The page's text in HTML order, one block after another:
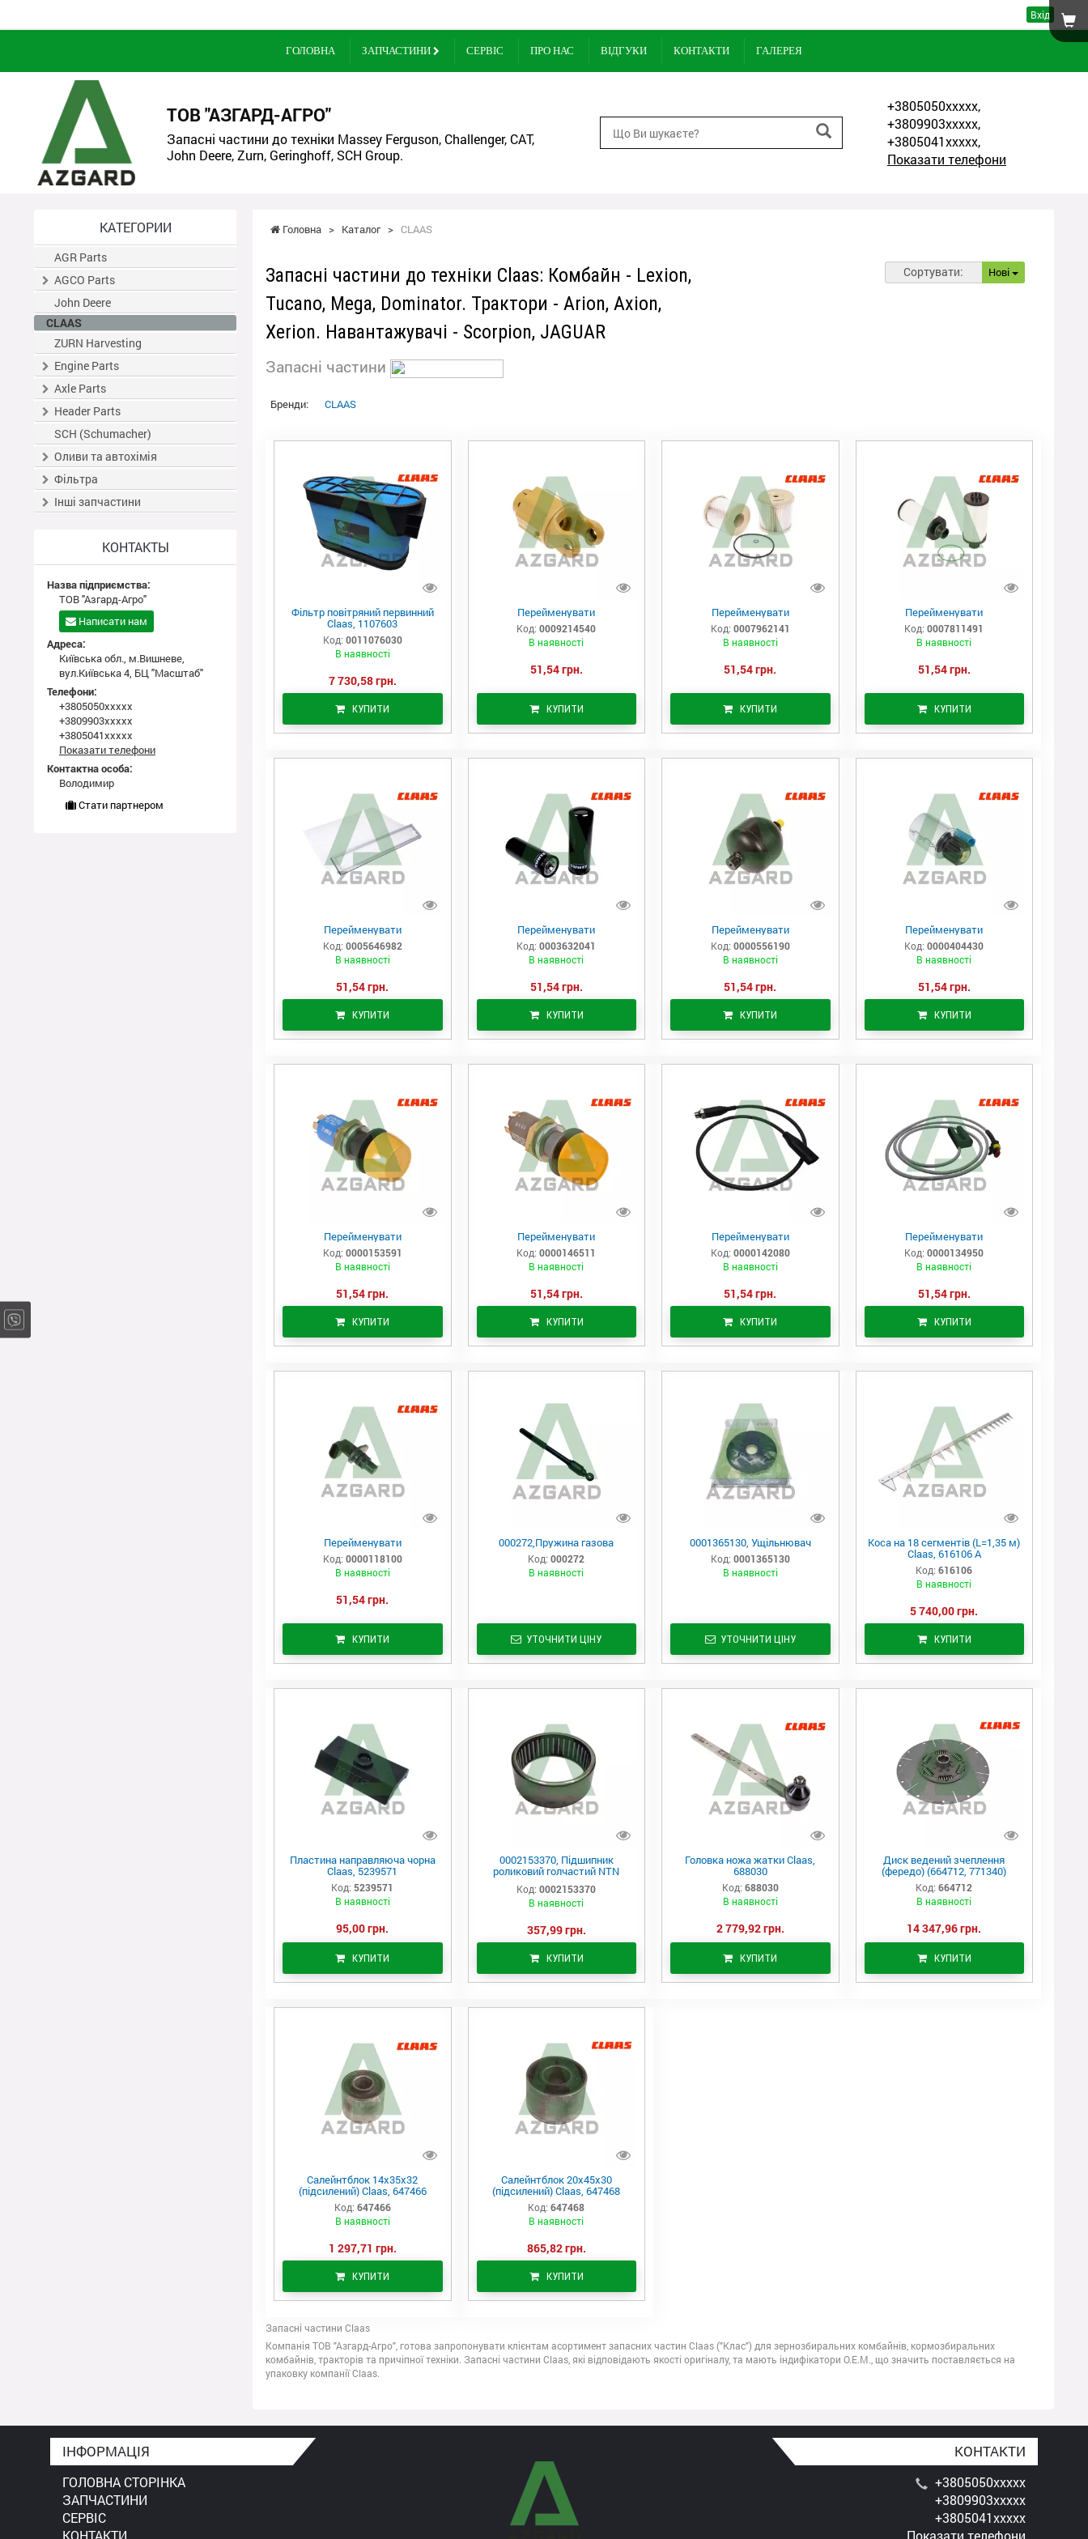
Вхід
ГОЛОВНА ЗАПЧАСТИНИ СЕРВІС ПРО НАС ВІДГУКИ КОНТАКТИ ГАЛЕРЕЯ
ТОВ "АЗГАРД-АГРО"
Запасні частини до техніки Massey Ferguson, Challenger, CAT,
John Deere, Zurn, Geringhoff, SCH Group.
+3805050xxxxx,
+3809903xxxxx,
+3805041xxxxx,
Показати телефони
Головна > Каталог > CLAAS
Запасні частини до техніки Claas: Комбайн - Lexion,
Tucano, Mega, Dominator. Трактори - Arion, Axion,
Xerion. Навантажувачі - Scorpion, JAGUAR
Сортувати: Нові
Запасні частини
Бренди: CLAAS
Фільтр повітряний первинний
Claas, 1107603
Код: 0011076030
В наявності
7 730,58 грн.
КУПИТИ
Перейменувати
Код: 0009214540
В наявності
51,54 грн.
КУПИТИ
Перейменувати
Код: 0007962141
В наявності
51,54 грн.
КУПИТИ
Перейменувати
Код: 0007811491
В наявності
51,54 грн.
КУПИТИ
Перейменувати
Код: 0005646982
В наявності
51,54 грн.
КУПИТИ
Перейменувати
Код: 0003632041
В наявності
51,54 грн.
КУПИТИ
Перейменувати
Код: 0000556190
В наявності
51,54 грн.
КУПИТИ
Перейменувати
Код: 0000404430
В наявності
51,54 грн.
КУПИТИ
Перейменувати
Код: 0000153591
В наявності
51,54 грн.
КУПИТИ
Перейменувати
Код: 0000146511
В наявності
51,54 грн.
КУПИТИ
Перейменувати
Код: 0000142080
В наявності
51,54 грн.
КУПИТИ
Перейменувати
Код: 0000134950
В наявності
51,54 грн.
КУПИТИ
Перейменувати
Код: 0000118100
В наявності
51,54 грн.
КУПИТИ
000272,Пружина газова
Код: 000272
В наявності
УТОЧНИТИ ЦІНУ
0001365130, Ущільнювач
Код: 0001365130
В наявності
УТОЧНИТИ ЦІНУ
Коса на 18 сегментів (L=1,35 м)
Claas, 616106 A
Код: 616106
В наявності
5 740,00 грн.
КУПИТИ
Пластина направляюча чорна
Claas, 5239571
Код: 5239571
В наявності
95,00 грн.
КУПИТИ
0002153370, Підшипник
роликовий голчастий NTN
(215337), (Claas)
Код: 0002153370
В наявності
357,99 грн.
КУПИТИ
Головка ножа жатки Claas,
688030
Код: 688030
В наявності
2 779,92 грн.
КУПИТИ
Диск ведений зчеплення
(фередо) (664712, 771340)
Код: 664712
В наявності
14 347,96 грн.
КУПИТИ
Салейнтблок 14х35х32
(підсилений) Claas, 647466
Код: 647466
В наявності
1 297,71 грн.
КУПИТИ
Салейнтблок 20х45х30
(підсилений) Claas, 647468
Код: 647468
В наявності
865,82 грн.
КУПИТИ
Запасні частини Claas
Компанія ТОВ "Азгард-Агро", готова запропонувати клієнтам асортимент запасних частин Claas ("Клас") для зернозбиральних комбайнів, кормозбиральних
комбайнів, тракторів та причіпної техніки. Запасні частини Claas, які відповідають якості оригіналу, та мають індифікатори О.Е.М., що значить поставляється на
упаковку компанії Claas.
КАТЕГОРИИ
AGR Parts
AGCO Parts
John Deere
CLAAS
ZURN Harvesting
Engine Parts
Axle Parts
Header Parts
SCH (Schumacher)
Оливи та автохімія
Фільтра
Інші запчастини
КОНТАКТЫ
Назва підприємства:
ТОВ "Азгард-Агро"
Написати нам
Адреса:
Київська обл., м.Вишневе,
вул.Київська 4, БЦ "Масштаб"
Телефони:
+3805050xxxxx
+3809903xxxxx
+3805041xxxxx
Показати телефони
Контактна особа:
Володимир
Стати партнером
ІНФОРМАЦІЯ
ГОЛОВНА СТОРІНКА
ЗАПЧАСТИНИ
СЕРВІС
КОНТАКТИ
КОНТАКТИ
+3805050xxxxx
+3809903xxxxx
+3805041xxxxx
Показати телефони